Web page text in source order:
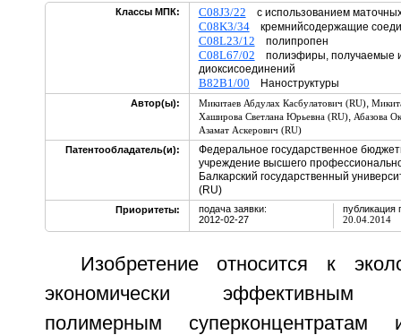
Классы МПК: C08J3/22 с использованием
C08K3/34кремнийсодержащие
C08L23/12 полипропен
C08L67/02 полиэфиры, получаемые
диоксисоединений
B82B1/00 Наноструктуры
Автор(ы): Микитаев Абдулах Касбулатович (RU),
Хаширова Светлана Юрьевна (RU), Абазова
Азамат Аскерович (RU)
Патентообладатель(и):
Федеральное государственное
учреждение высшего
Балкарский государственный
(RU)
Приоритеты:
подача заявки:
2012-02-27
публикация
20.04.2014
Изобретение относится к
экономически эффективным
полимерным суперконцентратам